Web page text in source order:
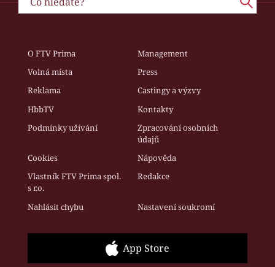
O FTV Prima
Management
Volná místa
Press
Reklama
Castingy a výzvy
HbbTV
Kontakty
Podmínky užívání
Zpracování osobních
údajů
Cookies
Nápověda
Vlastník FTV Prima spol.
s r.o.
Redakce
Nahlásit chybu Nastavení soukromí
App Store